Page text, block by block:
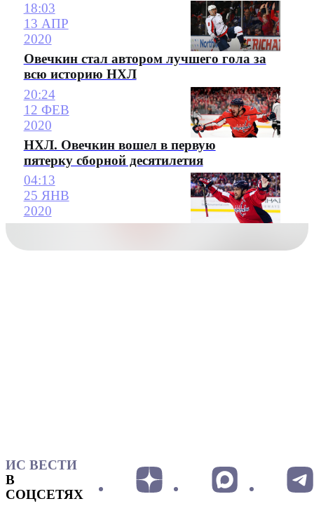
18:03
13 АПР
2020
Овечкин стал автором лучшего гола за
всю историю НХЛ
20:24
12 ФЕВ
2020
НХЛ. Овечкин вошел в первую
пятерку сборной десятилетия
04:13
25 ЯНВ
2020
ИС ВЕСТИ
В
СОЦСЕТЯХ